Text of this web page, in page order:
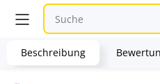
Beschreibung